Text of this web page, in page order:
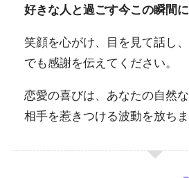
好きな人と過ごす今この瞬間
笑顔を心がけ、目を見て話し
でも感謝を伝えてください。
恋愛の喜びは、あなたの自然
相手を惹きつける波動を放ちま